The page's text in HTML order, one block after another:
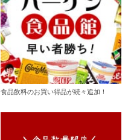
食品飲料のお買い得品が続々追加！